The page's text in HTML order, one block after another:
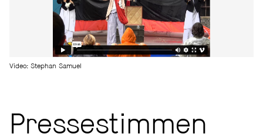
Video: Stephan Samuel
Pressestimmen